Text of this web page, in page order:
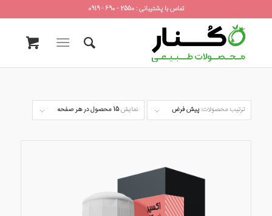
تماس با پشتیبانی : 2550 - 690 - 0919
ترتیب محصولات:پیش فرض نمایش15 محصول در هر صفحه